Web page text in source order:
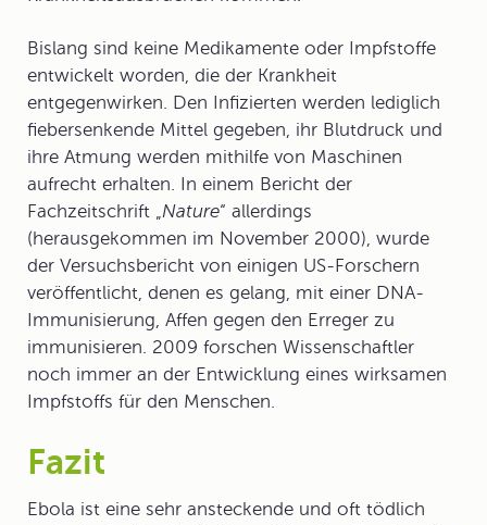
Bislang sind keine Medikamente oder Impfstoffe
entwickelt worden, die der Krankheit
entgegenwirken. Den Infizierten werden lediglich
fiebersenkende Mittel gegeben, ihr Blutdruck und
ihre Atmung werden mithilfe von Maschinen
aufrecht erhalten. In einem Bericht der
Fachzeitschrift „Nature“ allerdings
(herausgekommen im November 2000), wurde
der Versuchsbericht von einigen US-Forschern
veröffentlicht, denen es gelang, mit einer DNA-
Immunisierung, Affen gegen den Erreger zu
immunisieren. 2009 forschen Wissenschaftler
noch immer an der Entwicklung eines wirksamen
Impfstoffs für den Menschen.
Fazit
Ebola ist eine sehr ansteckende und oft tödlich